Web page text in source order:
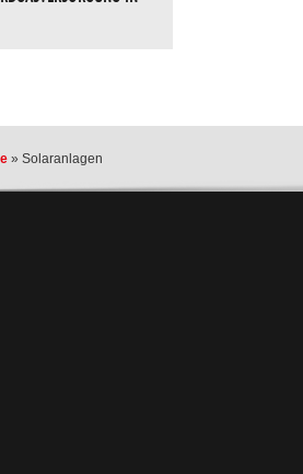
» Solaranlagen